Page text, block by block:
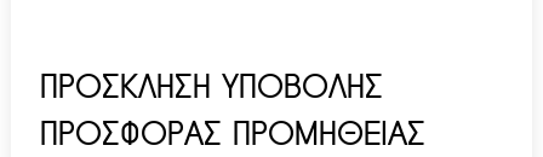
ΠΡΟΣΚΛΗΣΗ ΥΠΟΒΟΛΗΣ
ΠΡΟΣΦΟΡΑΣ ΠΡΟΜΗΘΕΙΑΣ